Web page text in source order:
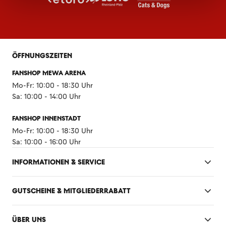
ÖFFNUNGSZEITEN
FANSHOP MEWA ARENA
Mo-Fr: 10:00 - 18:30 Uhr
Sa: 10:00 - 14:00 Uhr
FANSHOP INNENSTADT
Mo-Fr: 10:00 - 18:30 Uhr
Sa: 10:00 - 16:00 Uhr
INFORMATIONEN & SERVICE
GUTSCHEINE & MITGLIEDERRABATT
ÜBER UNS